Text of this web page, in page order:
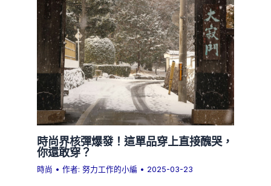
時尚界核彈爆發！這單品穿上直接醜哭，
你還敢穿？
時尚 • 作者:努力工作的小編 • 2025-03-23